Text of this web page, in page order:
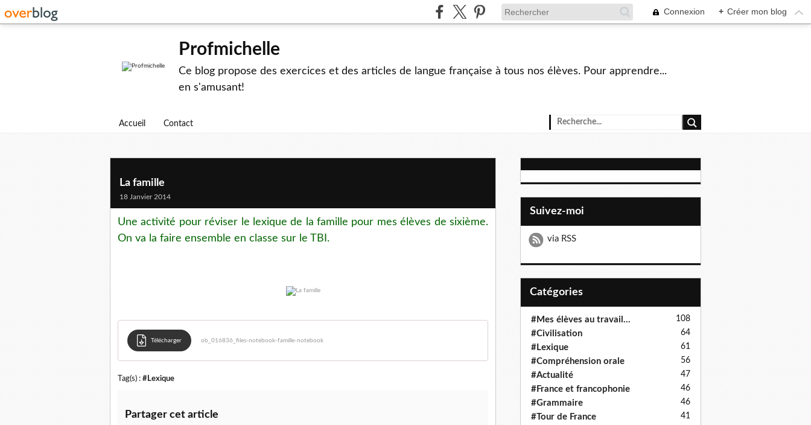
Connexion + Créer mon blog
Profmichelle
Ce blog propose des exercices et des articles de langue française à tous nos élèves. Pour apprendre...
en s'amusant!
Accueil Contact
La famille
18 Janvier 2014
Une activité pour réviser le lexique de la famille pour mes élèves de sixième.
On va la faire ensemble en classe sur le TBI.
Télécharger ob_016836_files-notebook-famille-notebook
Tag(s) : #Lexique
Partager cet article
Suivez-moi
via RSS
Catégories
#Mes élèves au travail... 108
#Civilisation 64
#Lexique 61
#Compréhension orale 56
#Actualité 47
#France et francophonie 46
#Grammaire 46
#Tour de France 41